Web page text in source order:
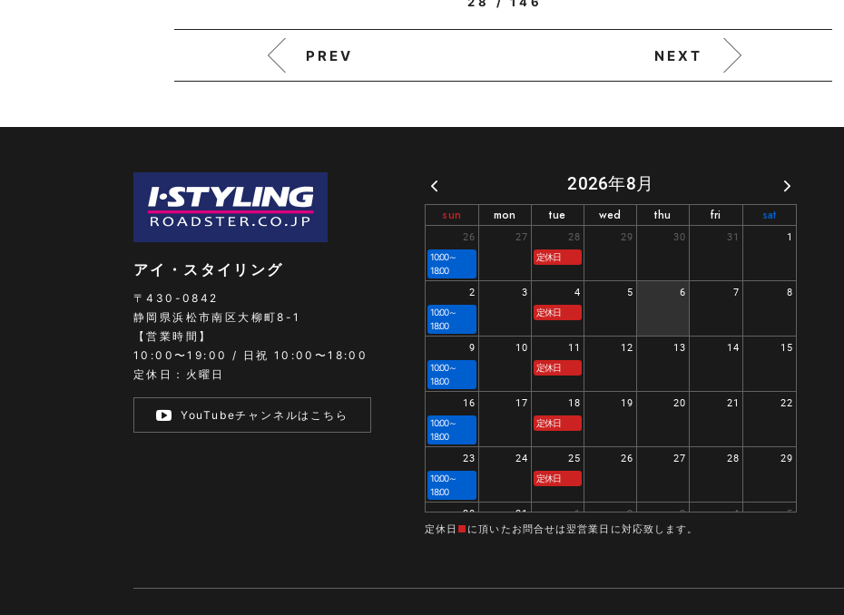
PREV NEXT
アイ・スタイリング
〒430-0842
静岡県浜松市南区大柳町8-1
【営業時間】
10:00〜19:00 / 日祝 10:00〜18:00
定休日：火曜日
YouTubeチャンネルはこちら
2026年8月
sun mon tue wed thu fri sat
26
10:00～
18:00
27 28
定休日
29 30 31 1
2
10:00～
18:00
3 4
定休日
5 6 7 8
9
10:00～
18:00
10 11
定休日
12 13 14 15
16
10:00～
18:00
17 18
定休日
19 20 21 22
23
10:00～
18:00
24 25
定休日
26 27 28 29
30
10:00～
31 1
定休日
2 3 4 5
定休日 ■ に頂いたお問合せは翌営業日に対応致します。